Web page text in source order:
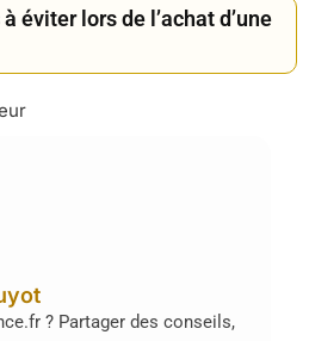
éviter lors de l’achat d’une
? Partager des conseils,